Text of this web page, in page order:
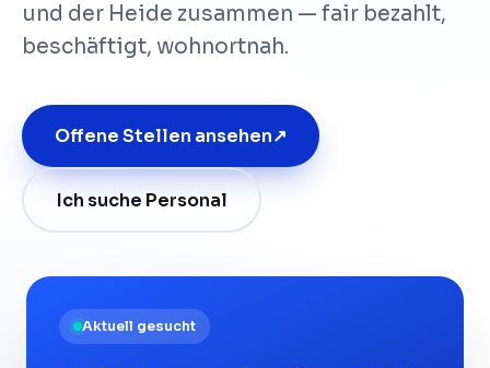
und der Heide zusammen — fair bezahlt,
beschäftigt, wohnortnah.
Offene Stellen ansehen↗
Ich suche Personal
Aktuell gesucht